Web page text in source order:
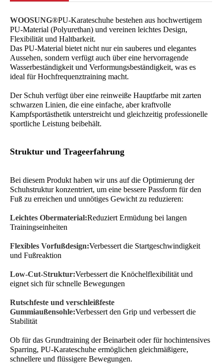
WOOSUNG®PU-Karateschuhe bestehen aus hochwertigem
PU-Material (Polyurethan) und vereinen leichtes Design,
Flexibilität und Haltbarkeit.
Das PU-Material bietet nicht nur ein sauberes und elegantes
Aussehen, sondern verfügt auch über eine hervorragende
Wasserbeständigkeit und Verformungsbeständigkeit, was es
ideal für Hochfrequenztraining macht.
Der Schuh verfügt über eine reinweiße Hauptfarbe mit zarten
schwarzen Linien, die eine einfache, aber kraftvolle
Kampfsportästhetik unterstreicht und gleichzeitig professionelle
sportliche Leistung beibehält.
Struktur und Trageerfahrung
Bei diesem Produkt haben wir uns auf die Optimierung der
Schuhstruktur konzentriert, um eine bessere Passform für den
Fuß zu erreichen und unnötiges Gewicht zu reduzieren:
Leichtes Obermaterial:Reduziert Ermüdung bei langen
Trainingseinheiten
Flexibles Vorfußdesign:Verbessert die Startgeschwindigkeit
und Fußreaktion
Low-Cut-Struktur:Verbessert die Knöchelflexibilität und
eignet sich für schnelle Bewegungen
Rutschfeste und verschleißfeste
Gummiaußensohle:Verbessert den Grip und verbessert die
Stabilität
Ob für das Grundtraining der Beinarbeit oder für hochintensives
Sparring, PU-Karateschuhe ermöglichen gleichmäßigere,
schnellere und flüssigere Bewegungen.